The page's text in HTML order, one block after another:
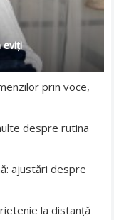
eviți
prin voce,
despre rutina
ajustări despre
la distanță